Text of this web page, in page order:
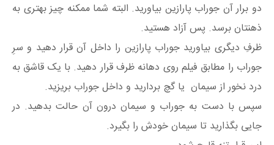
دو برار آن جوراب پارازین بیاورید. البته شما ممکنه چیز بهتری به
ذهنتان برسد. پس آزاد هستید.
ظرفِ دیگری بیاورید جوراب پارازین را داخل آن قرار دهید و سرِ
جوراب را مطابق فیلم روی دهانه ظرف قرار دهید. با یک قاشق به
درد نخور از سیمان یا گچ بردارید و داخل جوراب بریزید.
سپس با دست به جوراب و سیمان درون آن حالت بدهید. در
جایی بگذارید تا سیمان خودش را بگیرد.